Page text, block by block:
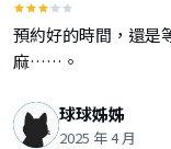
預約好的時間，還是
麻……。
球球姊姊
2025 年 4 月